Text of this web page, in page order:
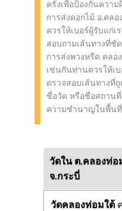
ครั้งเพื่อป้องกันควา
การส่งดอกไม้ อ.คล
ควรให้เบอร์ผู้รับแก่เ
สอบถามเส้นทางที่ชั
การส่งพวงหรีด คลอ
เช่นกันท่านควรให้เบ
ตรวจสอบเส้นทางที่ถู
ชื่อวัด หรือชื่อสถาน
ความชำนาญในพื้นที่
วัดใน ต.คลองท่อ
จ.กระบี่
วัดคลองท่อมใต้